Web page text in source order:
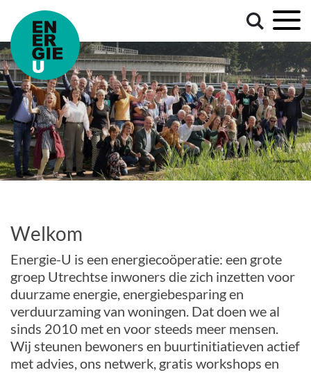
Welkom
Energie-U is een energiecoöperatie: een grote
groep Utrechtse inwoners die zich inzetten voor
duurzame energie, energiebesparing en
verduurzaming van woningen. Dat doen we al
sinds 2010 met en voor steeds meer mensen.
Wij steunen bewoners en buurtinitiatieven actief
met advies, ons netwerk, gratis workshops en